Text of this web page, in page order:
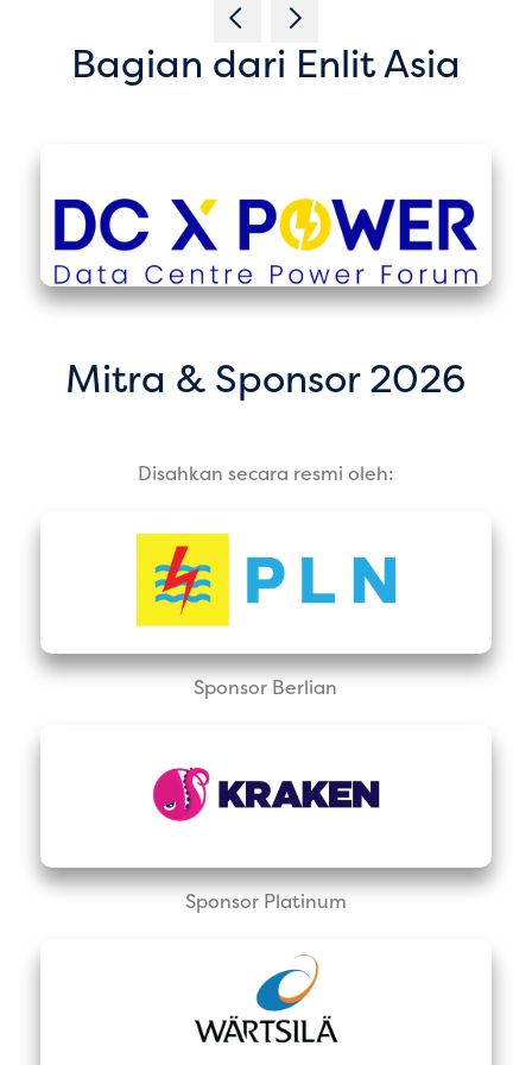
Bagian dari Enlit Asia
Mitra & Sponsor 2026
Disahkan secara resmi oleh:
Sponsor Berlian
Sponsor Platinum